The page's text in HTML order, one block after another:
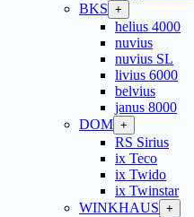
BKS +
helius 4000
nuvius
nuvius SL
livius 6000
belvius
janus 8000
DOM +
RS Sirius
ix Teco
ix Twido
ix Twinstar
WINKHAUS +